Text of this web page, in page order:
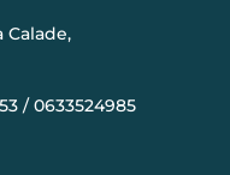
Calade,
/ 0633524985